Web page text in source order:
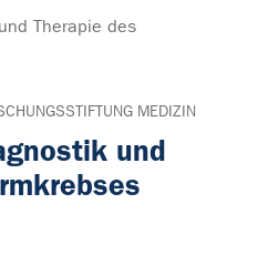
Therapie des
MEDIZIN
und